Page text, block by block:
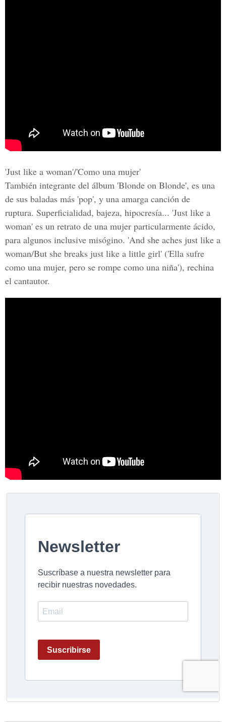
'Just like a woman'/'Como una mujer'
También integrante del álbum 'Blonde on Blonde', es una
de sus baladas más 'pop', y una amarga canción de
ruptura. Superficialidad, bajeza, hipocresía... 'Just like a
woman' es un retrato de una mujer particularmente ácido,
para algunos inclusive misógino. 'And she aches just like a
woman/But she breaks just like a little girl' ('Ella sufre
como una mujer, pero se rompe como una niña'), rechina
el cantautor.